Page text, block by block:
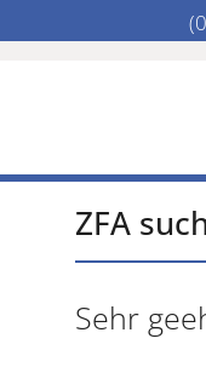
ZFA
Sehr